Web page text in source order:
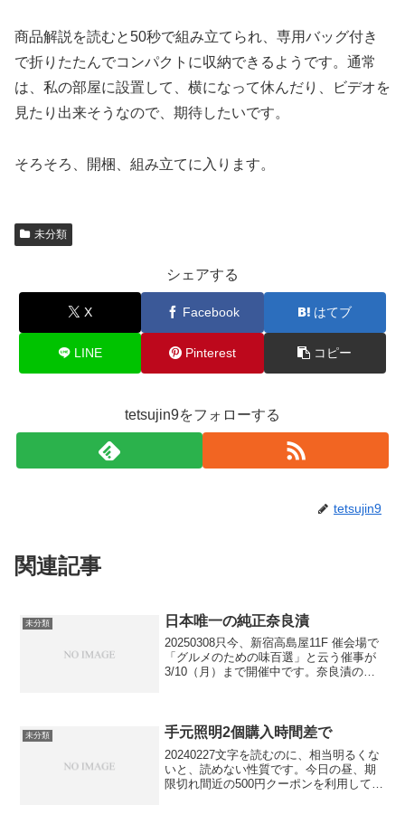
商品解説を読むと50秒で組み立てられ、専用バッグ付き
で折りたたんでコンパクトに収納できるようです。通常
は、私の部屋に設置して、横になって休んだり、ビデオを
見たり出来そうなので、期待したいです。
そろそろ、開梱、組み立てに入ります。
未分類
シェアする
X Facebook はてブ
LINE Pinterest コピー
tetsujin9をフォローする
tetsujin9
関連記事
未分類 日本唯一の純正奈良漬
20250308只今、新宿高島屋11F 催会場で
「グルメのための味百選」と云う催事が
3/10（月）まで開催中です。奈良漬の今
出店するという...
未分類 手元照明2個購入時間差で
20240227文字を読むのに、相当明るくな
いと、読めない性質です。今日の昼、期
限切れ間近の500円クーポンを利用して、